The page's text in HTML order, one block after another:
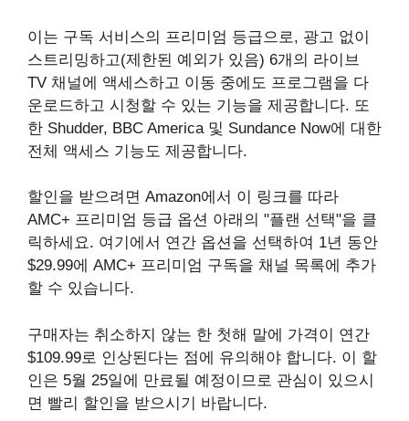
이는 구독 서비스의 프리미엄 등급으로, 광고 없이
스트리밍하고(제한된 예외가 있음) 6개의 라이브
TV 채널에 액세스하고 이동 중에도 프로그램을 다
운로드하고 시청할 수 있는 기능을 제공합니다. 또
한 Shudder, BBC America 및 Sundance Now에 대한
전체 액세스 기능도 제공합니다.
할인을 받으려면 Amazon에서 이 링크를 따라
AMC+ 프리미엄 등급 옵션 아래의 "플랜 선택"을 클
릭하세요. 여기에서 연간 옵션을 선택하여 1년 동안
$29.99에 AMC+ 프리미엄 구독을 채널 목록에 추가
할 수 있습니다.
구매자는 취소하지 않는 한 첫해 말에 가격이 연간
$109.99로 인상된다는 점에 유의해야 합니다. 이 할
인은 5월 25일에 만료될 예정이므로 관심이 있으시
면 빨리 할인을 받으시기 바랍니다.